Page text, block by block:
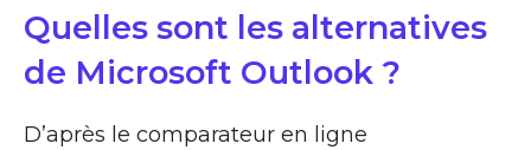
Quelles sont les alternatives
de Microsoft Outlook ?
D’après le comparateur en ligne